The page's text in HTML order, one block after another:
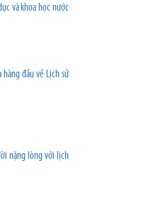
và khoa học nước
hàng đầu về Lịch sử
nặng lòng với lịch